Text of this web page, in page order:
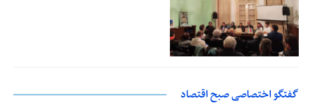
گفتگو اختصاصی صبح اقتصاد